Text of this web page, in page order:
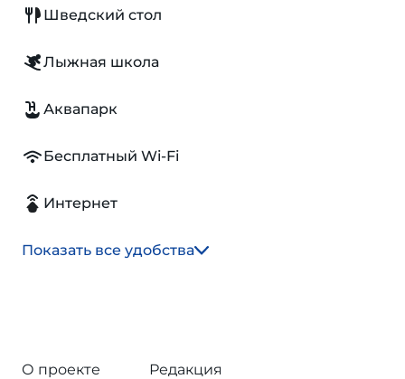
Шведский стол
Лыжная школа
Аквапарк
Бесплатный Wi-Fi
Интернет
Показать все удобства
О проекте
Редакция